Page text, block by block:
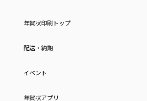
年賀状印刷トップ
配送・納期
イベント
年賀状アプリ